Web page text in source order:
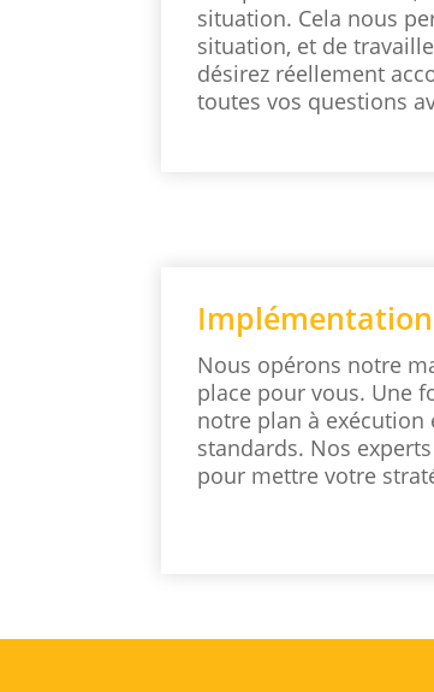
situation. Cela nous
situation, et de
désirez réellement
toutes vos questions
Nous opérons notre
place pour vous. Une
notre plan à
standards. Nos
pour mettre votre